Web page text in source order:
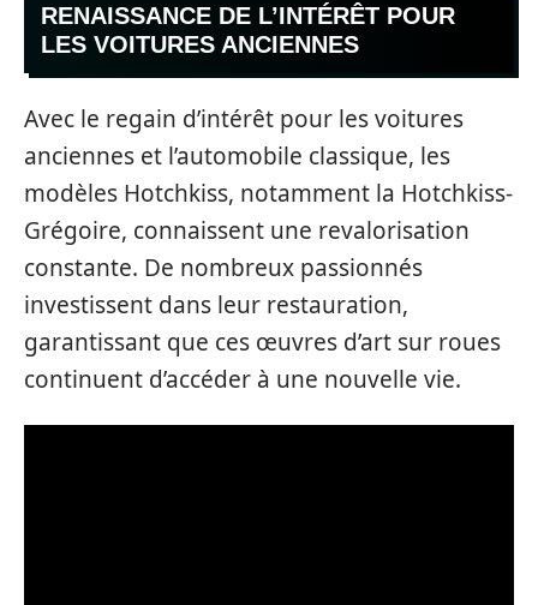
RENAISSANCE DE L’INTÉRÊT POUR
LES VOITURES ANCIENNES
Avec le regain d’intérêt pour les voitures
anciennes et l’automobile classique, les
modèles Hotchkiss, notamment la Hotchkiss-
Grégoire, connaissent une revalorisation
constante. De nombreux passionnés
investissent dans leur restauration,
garantissant que ces œuvres d’art sur roues
continuent d’accéder à une nouvelle vie.